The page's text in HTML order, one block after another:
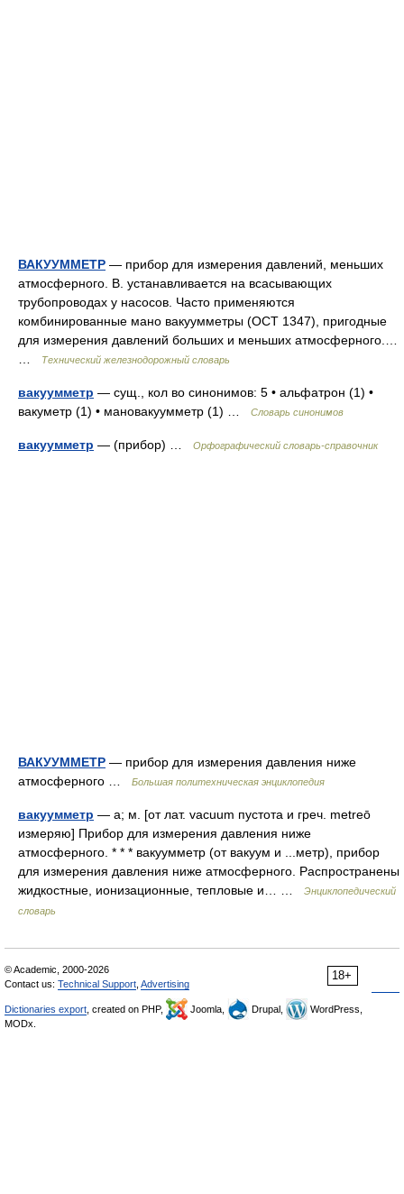
ВАКУУММЕТР — прибор для измерения давлений, меньших
атмосферного. В. устанавливается на всасывающих
трубопроводах у насосов. Часто применяются
комбинированные мано вакуумметры (ОСТ 1347), пригодные
для измерения давлений больших и меньших атмосферного.…
Технический железнодорожный словарь
вакуумметр — сущ., кол во синонимов: 5 • альфатрон (1) •
вакуметр (1) • мановакуумметр (1) …
Словарь синонимов
вакуумметр — (прибор) … Орфографический словарь-справочник
ВАКУУММЕТР — прибор для измерения давления ниже
атмосферного …
Большая политехническая энциклопедия
вакуумметр — а; м. [от лат. vacuum пустота и греч. metreō
измеряю] Прибор для измерения давления ниже
атмосферного. * * * вакуумметр (от вакуум и ...метр), прибор
для измерения давления ниже атмосферного. Распространены
жидкостные, ионизационные, тепловые и… …
Энциклопедический
словарь
18+
© Academic, 2000-2026
Contact us: Technical Support Advertising
Dictionaries export , created on PHP, Joomla, Drupal,
WordPress,
MODx.